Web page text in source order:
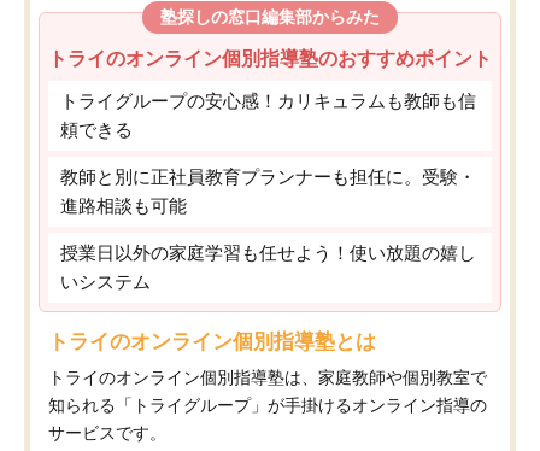
塾探しの窓口編集部からみた
トライのオンライン個別指導塾のおすすめポイント
トライグループの安心感！カリキュラムも教師も信
頼できる
教師と別に正社員教育プランナーも担任に。受験・
進路相談も可能
授業日以外の家庭学習も任せよう！使い放題の嬉し
いシステム
トライのオンライン個別指導塾とは
トライのオンライン個別指導塾は、家庭教師や個別教室で
知られる「トライグループ」が手掛けるオンライン指導の
サービスです。